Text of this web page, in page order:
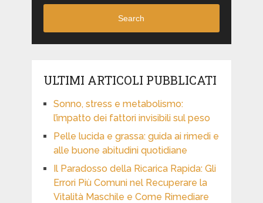
Search
ULTIMI ARTICOLI PUBBLICATI
Sonno, stress e metabolismo:
l’impatto dei fattori invisibili sul peso
Pelle lucida e grassa: guida ai rimedi e
alle buone abitudini quotidiane
Il Paradosso della Ricarica Rapida: Gli
Errori Più Comuni nel Recuperare la
Vitalità Maschile e Come Rimediare